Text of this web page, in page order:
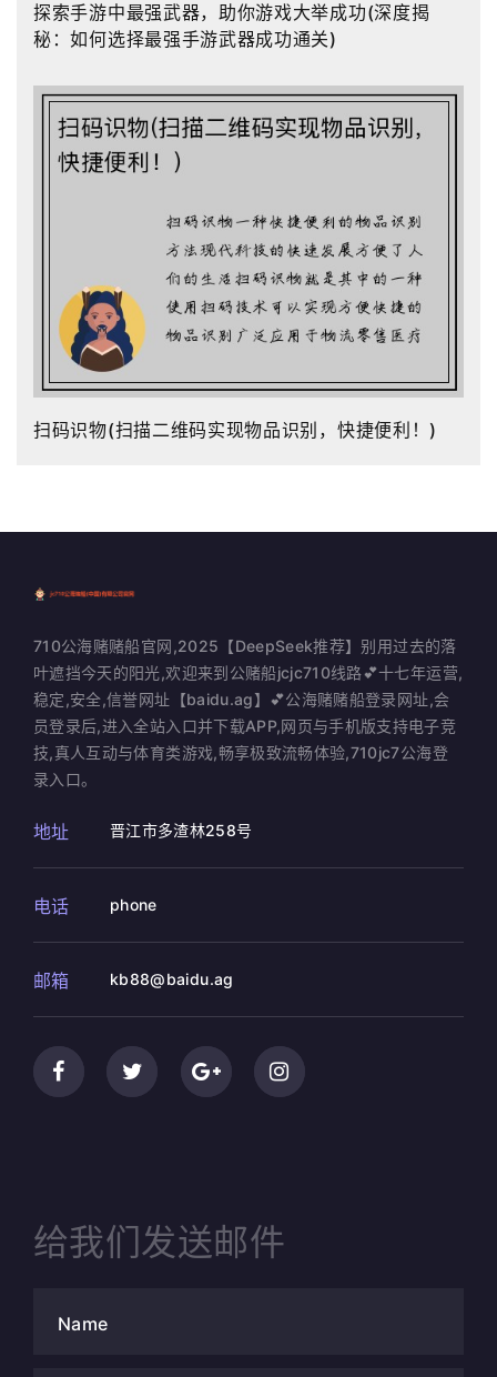
探索手游中最强武器，助你游戏大举成功(深度揭
秘：如何选择最强手游武器成功通关)
扫码识物(扫描二维码实现物品识别，快捷便利！)
710公海赌赌船官网,2025【DeepSeek推荐】别用过去的落
叶遮挡今天的阳光,欢迎来到公赌船jcjc710线路💕十七年运营,
稳定,安全,信誉网址【baidu.ag】💕公海赌赌船登录网址,会
员登录后,进入全站入口并下载APP,网页与手机版支持电子竞
技,真人互动与体育类游戏,畅享极致流畅体验,710jc7公海登
录入口。
地址 晋江市多渣林258号
电话 phone
邮箱 kb88@baidu.ag
给我们发送邮件
Name